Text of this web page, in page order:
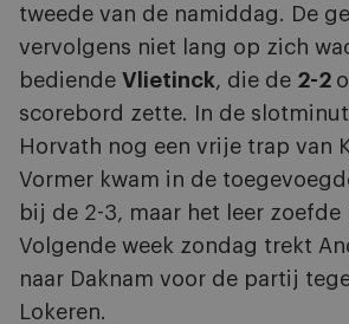
tweede van de namiddag. De
vervolgens niet lang op zich
bediende Vlietinck, die de 2-2
scorebord zette. In de
Horvath nog een vrije trap van
Vormer kwam in de
bij de 2-3, maar het leer zoefde
Volgende week zondag trekt
naar Daknam voor de partij
Lokeren.